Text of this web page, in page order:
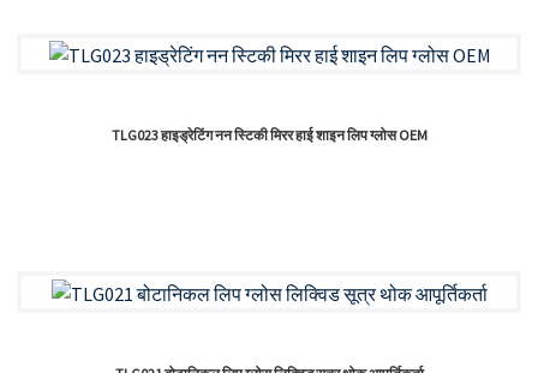
TLG023 हाइड्रेटिंग नन स्टिकी मिरर हाई शाइन लिप ग्लोस OEM